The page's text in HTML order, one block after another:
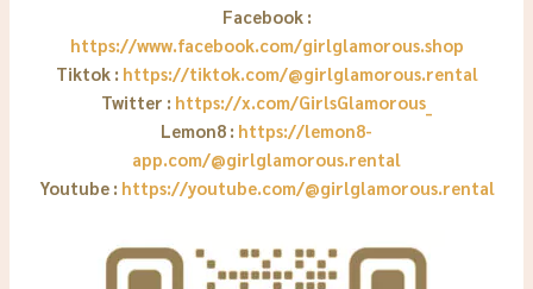
Facebook :
https://www.facebook.com/girlglamorous.shop
Tiktok : https://tiktok.com/@girlglamorous.rental
Twitter : https://x.com/GirlsGlamorous_
Lemon8 : https://lemon8-
app.com/@girlglamorous.rental
Youtube : https://youtube.com/@girlglamorous.rental